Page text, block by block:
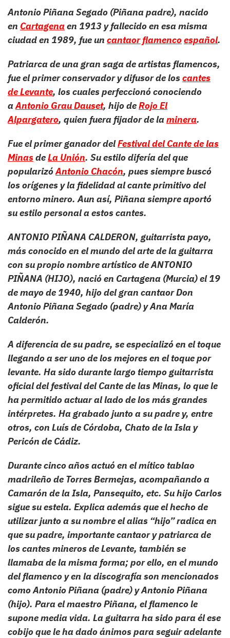
Antonio Piñana Segado (Piñana padre), nacido
en Cartagenaen 1913 y fallecido en esa misma
ciudad en 1989, fue un cantaor flamencoespañol.
Patriarca de una gran saga de artistas flamencos,
fue el primer conservador y difusor de loscantes
de Levante, los cuales perfeccionó conociendo
aAntonio Grau Dauset, hijo deRojo El
Alpargatero, quien fuera fijador de laminera.
Fue el primer ganador delFestival del Cante de las
MinasdeLa Unión. Su estilo difería del que
popularizóAntonio Chacón, pues siempre buscó
los orígenes y la fidelidad al cante primitivo del
entorno minero. Aun así, Piñana siempre aportó
su estilo personal a estos cantes.
ANTONIO PIÑANA CALDERON, guitarrista payo,
más conocido en el mundo del arte de la guitarra
con su propio nombre artístico de ANTONIO
PIÑANA (HIJO), nació en Cartagena (Murcia) el 19
de mayo de 1940, hijo del gran cantaor Don
Antonio Piñana Segado (padre) y Ana María
Calderón.
A diferencia de su padre, se especializó en el toque
llegando a ser uno de los mejores en el toque por
levante. Ha sido durante largo tiempo guitarrista
oficial del festival del Cante de las Minas, lo que le
ha permitido actuar al lado de los más grandes
intérpretes. Ha grabado junto a su padre y, entre
otros, con Luís de Córdoba, Chato de la Isla y
Pericón de Cádiz.
Durante cinco años actuó en el mítico tablao
madrileño de Torres Bermejas, acompañando a
Camarón de la Isla, Pansequito, etc. Su hijo Carlos
sigue su estela. Explica además que el hecho de
utilizar junto a su nombre el alias “hijo” radica en
que su padre, importante cantaor y patriarca de
los cantes mineros de Levante, también se
llamaba de la misma forma; por ello, en el mundo
del flamenco y en la discografía son mencionados
como Antonio Piñana (padre) y Antonio Piñana
(hijo). Para el maestro Piñana, el flamenco le
supone media vida. La guitarra ha sido para él ese
cobijo que le ha dado ánimos para seguir adelante